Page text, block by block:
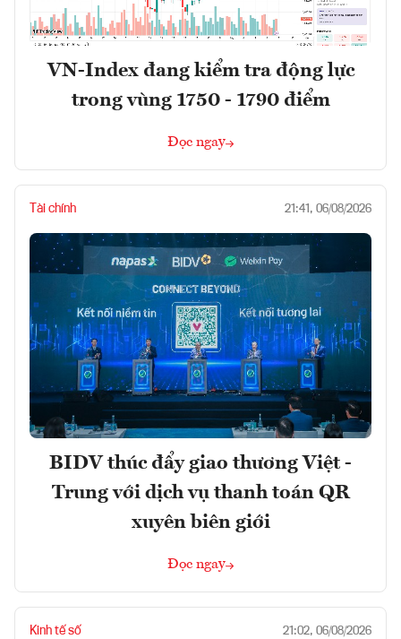
VN-Index đang kiểm tra động lực
trong vùng 1750 - 1790 điểm
Đọc ngay
Tài chính 21:41, 06/08/2026
BIDV thúc đẩy giao thương Việt -
Trung với dịch vụ thanh toán QR
xuyên biên giới
Đọc ngay
Kinh tế số 21:02, 06/08/2026